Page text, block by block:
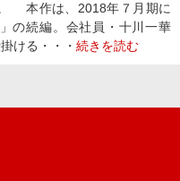
本作は、2018年７月期に
の続編。会社員・十川一華
ける・・・ 続きを読む